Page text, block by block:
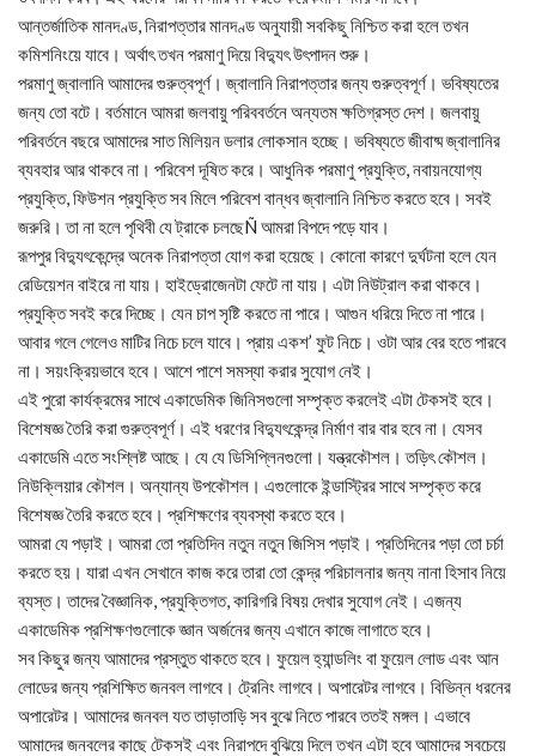
আন্তর্জাতিক মানদণ্ড, নিরাপত্তার মানদণ্ড অনুযায়ী সবকিছু নিশ্চিত করা হলে তখন
কমিশনিংয়ে যাবে। অর্থাৎ তখন পরমাণু দিয়ে বিদ্যুৎ উৎপাদন শুরু।
পরমাণু জ্বালানি আমাদের গুরুত্বপূর্ণ। জ্বালানি নিরাপত্তার জন্য গুরুত্বপূর্ণ। ভবিষ্যতের
জন্য তো বটে। বর্তমানে আমরা জলবায়ু পরিববর্তনে অন্যতম ক্ষতিগ্রস্ত দেশ। জলবায়ু
পরিবর্তনে বছরে আমাদের সাত মিলিয়ন ডলার লোকসান হচ্ছে। ভবিষ্যতে জীবাষ্ম জ্বালানির
ব্যবহার আর থাকবে না। পরিবেশ দূষিত করে। আধুনিক পরমাণু প্রযুক্তি, নবায়নযোগ্য
প্রযুক্তি, ফিউশন প্রযুক্তি সব মিলে পরিবেশ বান্ধব জ্বালানি নিশ্চিত করতে হবে। সবই
জরুরি। তা না হলে পৃথিবী যে ট্রাকে চলছেÑ আমরা বিপদে পড়ে যাব।
রূপপুর বিদ্যুৎকেন্দ্রে অনেক নিরাপত্তা যোগ করা হয়েছে। কোনো কারণে দুর্ঘটনা হলে যেন
রেডিয়েশন বাইরে না যায়। হাইড্রোজেনটা ফেটে না যায়। এটা নিউট্রাল করা থাকবে।
প্রযুক্তি সবই করে দিচ্ছে। যেন চাপ সৃষ্টি করতে না পারে। আগুন ধরিয়ে দিতে না পারে।
আবার গলে গেলেও মাটির নিচে চলে যাবে। প্রায় একশ’ ফুট নিচে। ওটা আর বের হতে পারবে
না। সয়ংক্রিয়ভাবে হবে। আশে পাশে সমস্যা করার সুযোগ নেই।
এই পুরো কার্যক্রমের সাথে একাডেমিক জিনিসগুলো সম্পৃক্ত করলেই এটা টেকসই হবে।
বিশেষজ্ঞ তৈরি করা গুরুত্বপূর্ণ। এই ধরণের বিদ্যুৎকেন্দ্র নির্মাণ বার বার হবে না। যেসব
একাডেমি এতে সংশ্লিষ্ট আছে। যে যে ডিসিপ্লিনগুলো। যন্ত্রকৌশল। তড়িৎ কৌশল।
নিউক্লিয়ার কৌশল। অন্যান্য উপকৌশল। এগুলোকে ইন্ডাস্ট্রির সাথে সম্পৃক্ত করে
বিশেষজ্ঞ তৈরি করতে হবে। প্রশিক্ষণের ব্যবস্থা করতে হবে।
আমরা যে পড়াই। আমরা তো প্রতিদিন নতুন নতুন জিসিস পড়াই। প্রতিদিনের পড়া তো চর্চা
করতে হয়। যারা এখন সেখানে কাজ করে তারা তো কেন্দ্র পরিচালনার জন্য নানা হিসাব নিয়ে
ব্যস্ত। তাদের বৈজ্ঞানিক, প্রযুক্তিগত, কারিগরি বিষয় দেখার সুযোগ নেই। এজন্য
একাডেমিক প্রশিক্ষণগুলোকে জ্ঞান অর্জনের জন্য এখানে কাজে লাগাতে হবে।
সব কিছুর জন্য আমাদের প্রস্তুত থাকতে হবে। ফুয়েল হ্যান্ডলিং বা ফুয়েল লোড এবং আন
লোডের জন্য প্রশিক্ষিত জনবল লাগবে। ট্রেনিং লাগবে। অপারেটর লাগবে। বিভিন্ন ধরনের
অপারেটর। আমাদের জনবল যত তাড়াতাড়ি সব বুঝে নিতে পারবে ততই মঙ্গল। এভাবে
আমাদের জনবলের কাছে টেকসই এবং নিরাপদে বুঝিয়ে দিলে তখন এটা হবে আমাদের সবচেয়ে